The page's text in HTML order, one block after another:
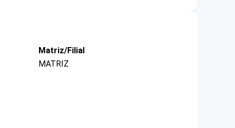
Matriz/Filial
MATRIZ